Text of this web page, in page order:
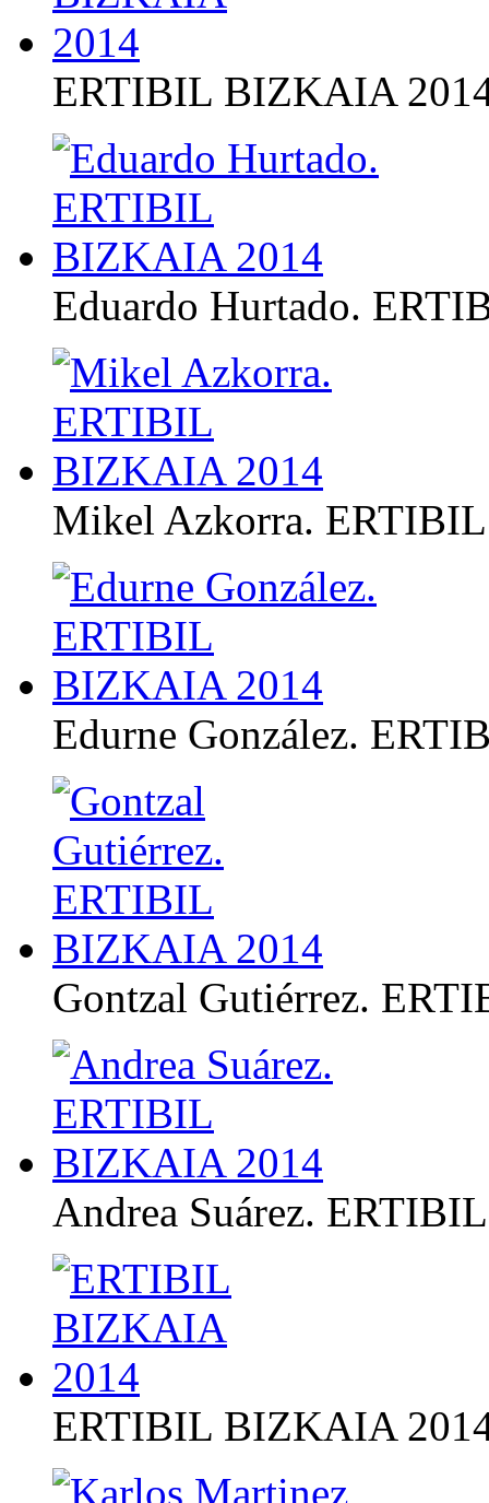
ERTIBIL BIZKAIA
Eduardo Hurtado.
Mikel Azkorra.
Edurne González.
Gontzal Gutiérrez.
Andrea Suárez.
ERTIBIL BIZKAIA